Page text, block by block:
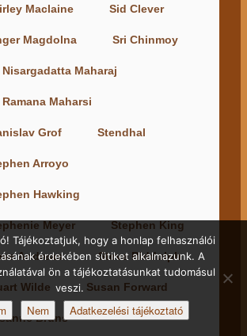
Maclaine Sid Clever
Magdolna Sri Chinmoy
Nisargadatta Maharaj
Ramana Maharsi
Grof Stendhal
Arroyo
Hawking
Meyer Stephen King
Andreas Steve Biddulph
Wilde Susan Forward
Bruns
Tájékoztatjuk, hogy a honlap felhasználói
érdekében sütiket alkalmazunk. A
ön a tájékoztatásunkat tudomásul
veszi.
Nem Adatkezelési tájékoztató